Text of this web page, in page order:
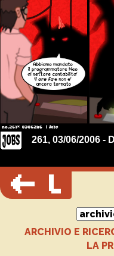
261, 03/06/2006 -
ARCHIVIO E
LA